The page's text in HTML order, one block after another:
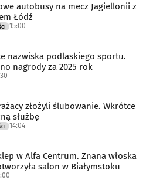
autobusy na mecz Jagiellonii z
Łódź
15:00
nazwiska podlaskiego sportu.
nagrody za 2025 rok
złożyli ślubowanie. Wkrótce
służbę
14:04
w Alfa Centrum. Znana włoska
salon w Białymstoku